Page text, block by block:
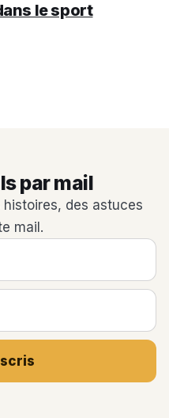
le sport
par mail
des astuces
mail.